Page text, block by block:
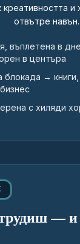
и
отвътре навън.
въплетена в
в центъра
блокада → книги,
с хиляди
—